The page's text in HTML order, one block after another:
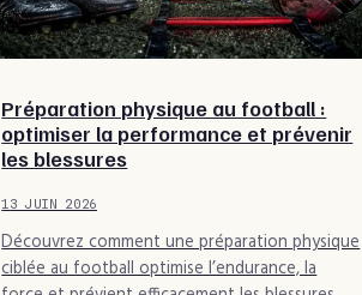
Préparation physique au football :
optimiser la performance et prévenir
les blessures
13 JUIN 2026
Découvrez comment une préparation physique
ciblée au football optimise l’endurance, la